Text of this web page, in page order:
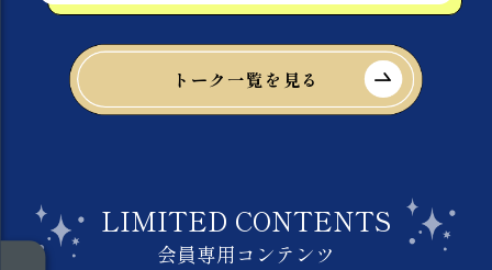
トーク一覧を見る
LIMITED CONTENTS
会員専用コンテンツ